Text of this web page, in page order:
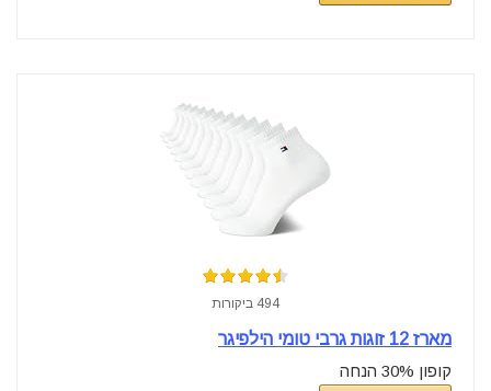
494 ביקורות
מארז 12 זוגות גרבי טומי הילפיגר
קופון 30% הנחה